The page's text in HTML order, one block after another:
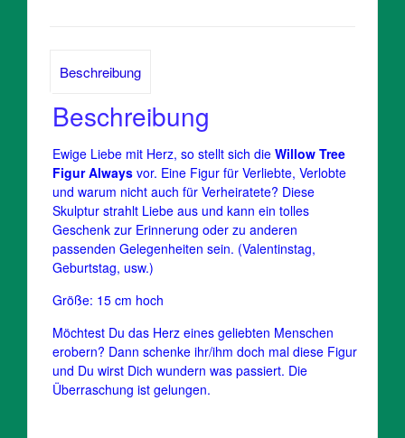
Beschreibung
Beschreibung
Ewige Liebe mit Herz, so stellt sich dieWillow Tree
Figur Always vor. Eine Figur für Verliebte, Verlobte
und warum nicht auch für Verheiratete? Diese
Skulptur strahlt Liebe aus und kann ein tolles
Geschenk zur Erinnerung oder zu anderen
passenden Gelegenheiten sein. (Valentinstag,
Geburtstag, usw.)
Größe: 15 cm hoch
Möchtest Du das Herz eines geliebten Menschen
erobern? Dann schenke ihr/ihm doch mal diese Figur
und Du wirst Dich wundern was passiert. Die
Überraschung ist gelungen.